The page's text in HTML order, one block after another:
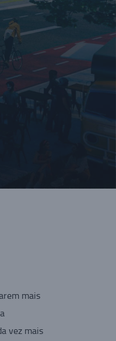
mais
vez mais